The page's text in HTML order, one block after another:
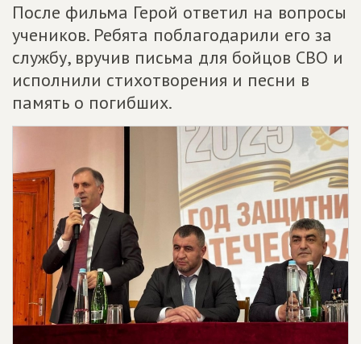
После фильма Герой ответил на вопросы
учеников. Ребята поблагодарили его за
службу, вручив письма для бойцов СВО и
исполнили стихотворения и песни в
память о погибших.